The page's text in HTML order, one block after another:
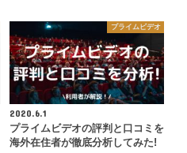
プライムビデオ
2020.6.1
プライムビデオの評判と口コミを
海外在住者が徹底分析してみた!